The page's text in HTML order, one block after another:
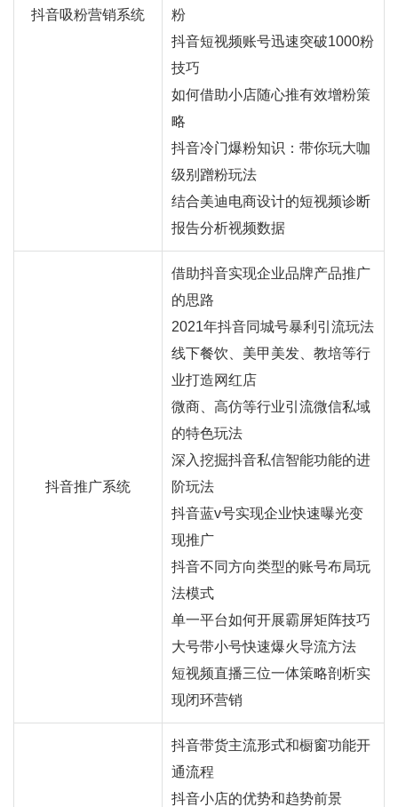
抖音吸粉营销系统
粉
抖音短视频账号迅速突破1000粉
技巧
如何借助小店随心推有效增粉策
略
抖音冷门爆粉知识：带你玩大咖
级别蹭粉玩法
结合美迪电商设计的短视频诊断
报告分析视频数据
抖音推广系统
借助抖音实现企业品牌产品推广
的思路
2021年抖音同城号暴利引流玩法
线下餐饮、美甲美发、教培等行
业打造网红店
微商、高仿等行业引流微信私域
的特色玩法
深入挖掘抖音私信智能功能的进
阶玩法
抖音蓝v号实现企业快速曝光变
现推广
抖音不同方向类型的账号布局玩
法模式
单一平台如何开展霸屏矩阵技巧
大号带小号快速爆火导流方法
短视频直播三位一体策略剖析实
现闭环营销
抖音带货主流形式和橱窗功能开
通流程
抖音小店的优势和趋势前景